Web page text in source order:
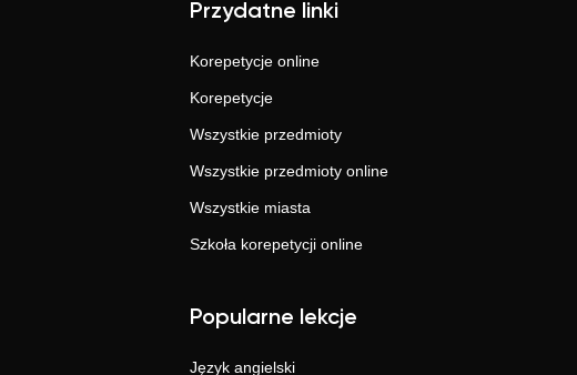
Przydatne linki
Korepetycje online
Korepetycje
Wszystkie przedmioty
Wszystkie przedmioty online
Wszystkie miasta
Szkoła korepetycji online
Popularne lekcje
Język angielski